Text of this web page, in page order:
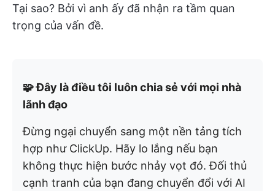
Tại sao? Bởi vì anh ấy đã nhận ra tầm quan
trọng của vấn đề.
🧩 Đây là điều tôi luôn chia sẻ với mọi nhà
lãnh đạo
Đừng ngại chuyển sang một nền tảng tích
hợp như ClickUp. Hãy lo lắng nếu bạn
không thực hiện bước nhảy vọt đó. Đối thủ
cạnh tranh của bạn đang chuyển đổi với AI